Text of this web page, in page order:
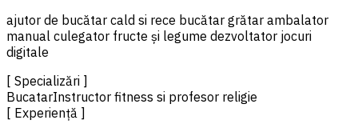
ajutor de bucătar cald si rece bucătar grătar ambalator
manual culegator fructe și legume dezvoltator jocuri
digitale
[ Specializări ]
BucatarInstructor fitness si profesor religie
[ Experiență ]